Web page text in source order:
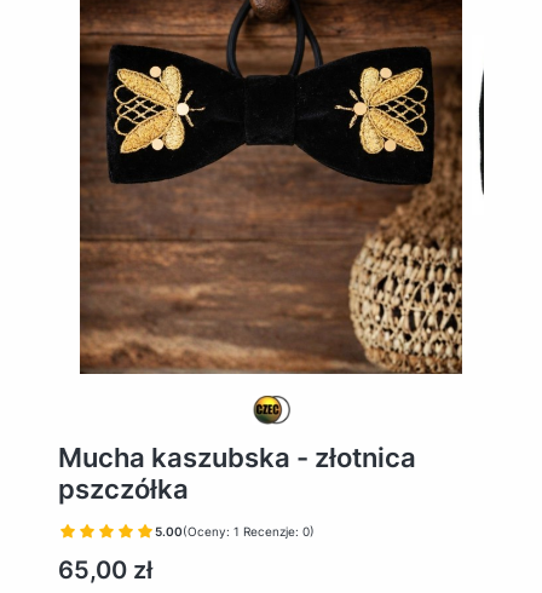
Mucha kaszubska - złotnica
pszczółka
5.00(Oceny: 1 Recenzje: 0)
Cena
65,00 zł